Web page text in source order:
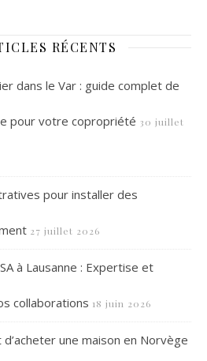
RÉCENTS
dans le Var : guide complet de
pour votre copropriété 30 juillet
pour installer des
27 juillet 2026
à Lausanne : Expertise et
collaborations 18 juin 2026
d’acheter une maison en Norvège